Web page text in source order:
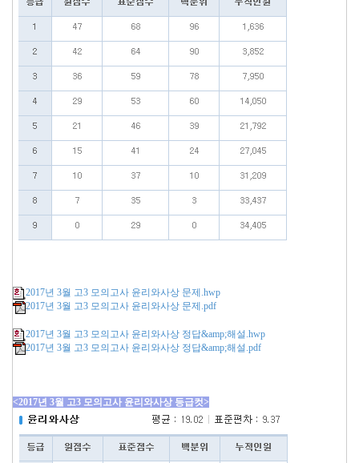
2017년 3월 고3 모의고사 윤리와사상 문제.hwp
2017년 3월 고3 모의고사 윤리와사상 문제.pdf
2017년 3월 고3 모의고사 윤리와사상 정답&amp;해설.hwp
2017년 3월 고3 모의고사 윤리와사상 정답&amp;해설.pdf
<2017년 3월 고3 모의고사 윤리와사상 등급컷>